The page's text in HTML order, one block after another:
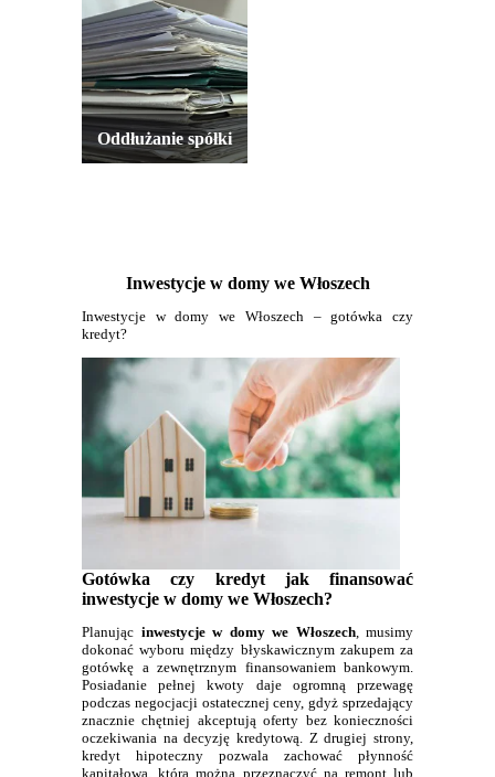
Oddłużanie spółki
Inwestycje w domy we Włoszech
Inwestycje w domy we Włoszech – gotówka czy
kredyt?
Gotówka czy kredyt jak finansować
inwestycje w domy we Włoszech?
Planując inwestycje w domy we Włoszech, musimy
dokonać wyboru między błyskawicznym zakupem za
gotówkę a zewnętrznym finansowaniem bankowym.
Posiadanie pełnej kwoty daje ogromną przewagę
podczas negocjacji ostatecznej ceny, gdyż sprzedający
znacznie chętniej akceptują oferty bez konieczności
oczekiwania na decyzję kredytową. Z drugiej strony,
kredyt hipoteczny pozwala zachować płynność
kapitałową, którą można przeznaczyć na remont lub